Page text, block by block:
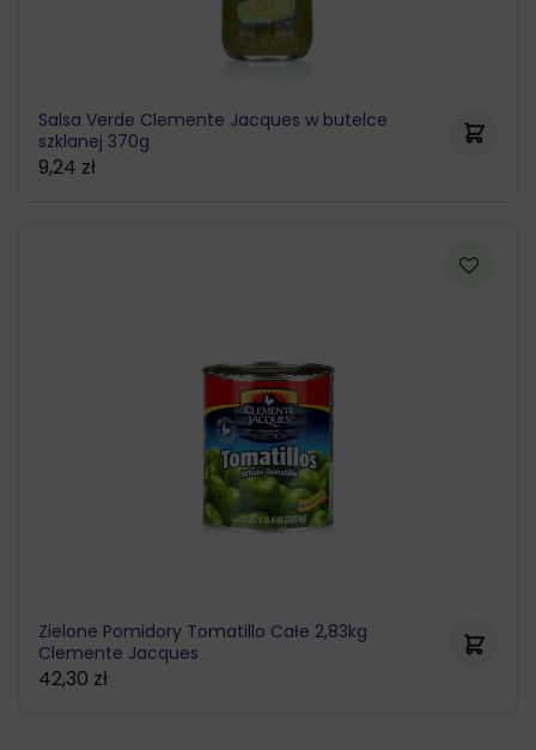
Salsa Verde Clemente Jacques w butelce
szklanej 370g
9,24 zł
Zielone Pomidory Tomatillo Całe 2,83kg
Clemente Jacques
42,30 zł